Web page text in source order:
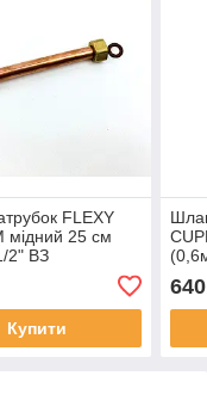
FLEXY
мідний 25 см
2" ВЗ
Купити
640